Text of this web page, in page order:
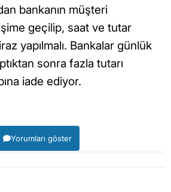
bankanın müşteri
geçilip, saat ve tutar
yapılmalı. Bankalar günlük
sonra fazla tutarı
iade ediyor.
Yorumları göster